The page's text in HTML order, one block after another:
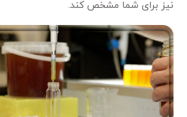
نیز برای شما مشخص کند.